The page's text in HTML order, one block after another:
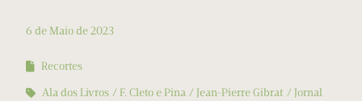
6 de Maio de 2023
Recortes
Ala dos Livros
F. Cleto e Pina Jean-Pierre Gibrat
Jornal